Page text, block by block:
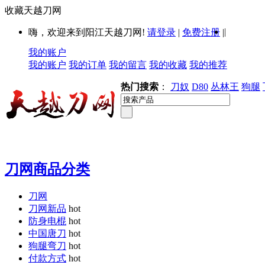
收藏天越刀网
嗨，欢迎来到阳江天越刀网! 请登录 | 免费注册 ||
我的账户
我的账户 我的订单 我的留言 我的收藏 我的推荐
热门搜索 ： 刀奴 D80 丛林王 狗腿
刀网商品分类
刀网
刀网新品 hot
防身电棍 hot
中国唐刀 hot
狗腿弯刀 hot
付款方式 hot